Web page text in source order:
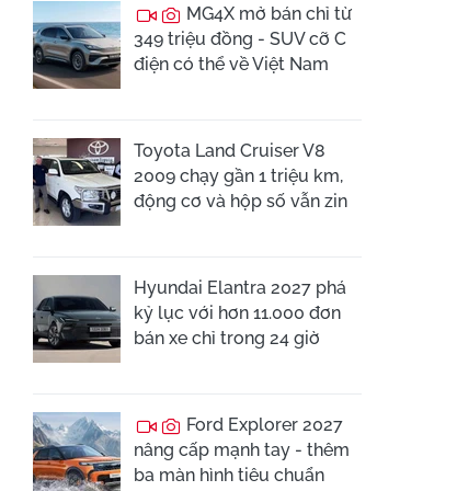
MG4X mở bán chỉ từ
349 triệu đồng - SUV cỡ C
điện có thể về Việt Nam
Toyota Land Cruiser V8
2009 chạy gần 1 triệu km,
động cơ và hộp số vẫn zin
Hyundai Elantra 2027 phá
kỷ lục với hơn 11.000 đơn
bán xe chỉ trong 24 giờ
Ford Explorer 2027
nâng cấp mạnh tay - thêm
ba màn hình tiêu chuẩn